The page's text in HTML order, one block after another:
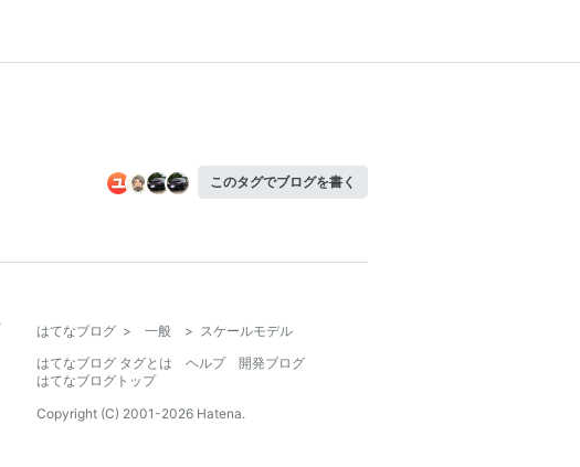
このタグでブログを書く
はてなブログ > 一般 > スケールモデル
はてなブログ タグとは
ヘルプ
開発ブログ
はてなブログトップ
Copyright (C) 2001-2026 Hatena.